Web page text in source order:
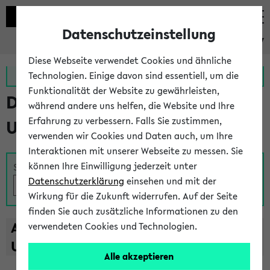
eKVV
Zur MeineUni App Zum MeineUni Portal
Das Lehrangebot der
Universität Bielefeld
Suche
A B C D E F G H I J K L M N O
U
V W X Y
Z
Datenschutzeinstellung
Diese Webseite verwendet Cookies und ähnliche
Technologien. Einige davon sind essentiell, um die
Funktionalität der Website zu gewährleisten,
während andere uns helfen, die Website und Ihre
Erfahrung zu verbessern. Falls Sie zustimmen,
verwenden wir Cookies und Daten auch, um Ihre
Interaktionen mit unserer Webseite zu messen. Sie
können Ihre Einwilligung jederzeit unter
Datenschutzerklärung einsehen und mit der
Wirkung für die Zukunft widerrufen. Auf der Seite
finden Sie auch zusätzliche Informationen zu den
verwendeten Cookies und Technologien.
Alle akzeptieren